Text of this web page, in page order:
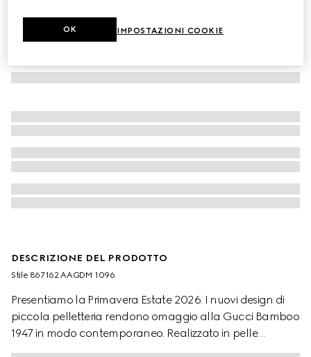
DESCRIZIONE DEL PRODOTTO
Stile ‎867162 AAGDM 1096
Presentiamo la Primavera Estate 2026. I nuovi design di
piccola pelletteria rendono omaggio alla Gucci Bamboo
1947 in modo contemporaneo. Realizzato in pelle
morbida, questo stile presenta un innovativo
IMPOSTAZIONI COOKIE
OK